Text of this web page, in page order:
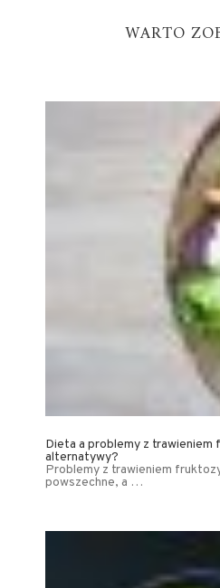
WARTO
Dieta a problemy z trawieniem
alternatywy?
Problemy z trawieniem
powszechne, a …